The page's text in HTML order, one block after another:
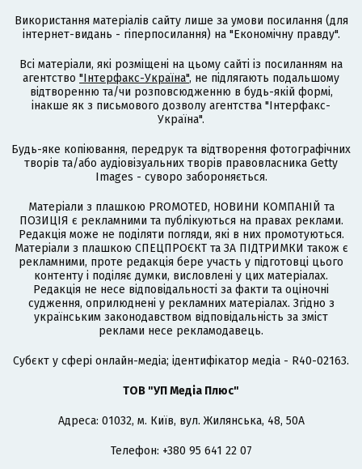
Використання матеріалів сайту лише за умови посилання (для
інтернет-видань - гіперпосилання) на "Економічну правду".
Всі матеріали, які розміщені на цьому сайті із посиланням на
агентство "Інтерфакс-Україна", не підлягають подальшому
відтворенню та/чи розповсюдженню в будь-якій формі,
інакше як з письмового дозволу агентства "Інтерфакс-
Україна".
Будь-яке копіювання, передрук та відтворення фотографічних
творів та/або аудіовізуальних творів правовласника Getty
Images - суворо забороняється.
Матеріали з плашкою PROMOTED, НОВИНИ КОМПАНІЙ та
ПОЗИЦІЯ є рекламними та публікуються на правах реклами.
Редакція може не поділяти погляди, які в них промотуються.
Матеріали з плашкою СПЕЦПРОЄКТ та ЗА ПІДТРИМКИ також є
рекламними, проте редакція бере участь у підготовці цього
контенту і поділяє думки, висловлені у цих матеріалах.
Редакція не несе відповідальності за факти та оціночні
судження, оприлюднені у рекламних матеріалах. Згідно з
українським законодавством відповідальність за зміст
реклами несе рекламодавець.
Cубєкт у сфері онлайн-медіа; ідентифікатор медіа - R40-02163.
ТОВ "УП Медіа Плюс"
Адреса: 01032, м. Київ, вул. Жилянська, 48, 50А
Телефон: +380 95 641 22 07